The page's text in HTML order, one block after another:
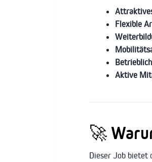
Flexible
Aktive
🚀
Dieser Job bietet